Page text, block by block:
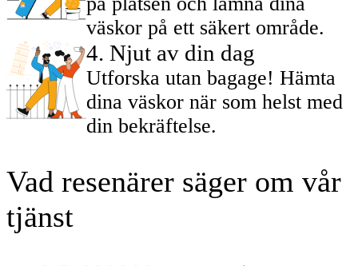
väskor på ett säkert område.
4. Njut av din dag
Utforska utan bagage! Hämta
dina väskor när som helst med
din bekräftelse.
Vad resenärer säger om vår
tjänst